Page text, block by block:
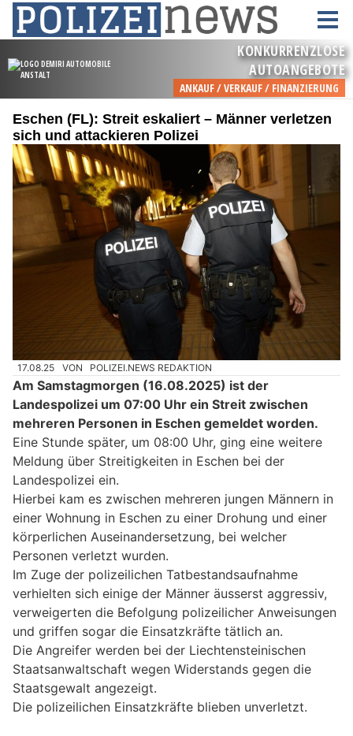
Eschen (FL): Streit eskaliert – Männer verletzen
sich und attackieren Polizei
17.08.25 VON POLIZEI.NEWS REDAKTION
Am Samstagmorgen (16.08.2025) ist der
Landespolizei um 07:00 Uhr ein Streit zwischen
mehreren Personen in Eschen gemeldet worden.
Eine Stunde später, um 08:00 Uhr, ging eine weitere
Meldung über Streitigkeiten in Eschen bei der
Landespolizei ein.
Hierbei kam es zwischen mehreren jungen Männern in
einer Wohnung in Eschen zu einer Drohung und einer
körperlichen Auseinandersetzung, bei welcher
Personen verletzt wurden.
Im Zuge der polizeilichen Tatbestandsaufnahme
verhielten sich einige der Männer äusserst aggressiv,
verweigerten die Befolgung polizeilicher Anweisungen
und griffen sogar die Einsatzkräfte tätlich an.
Die Angreifer werden bei der Liechtensteinischen
Staatsanwaltschaft wegen Widerstands gegen die
Staatsgewalt angezeigt.
Die polizeilichen Einsatzkräfte blieben unverletzt.